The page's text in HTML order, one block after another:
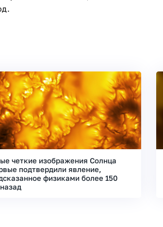
четкие изображения Солнца
подтвердили явление,
физиками более 150